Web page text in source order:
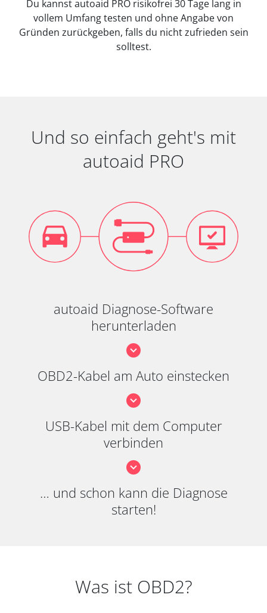
Du kannst autoaid PRO risikofrei 30 Tage lang in
vollem Umfang testen und ohne Angabe von
Gründen zurückgeben, falls du nicht zufrieden sein
solltest.
Und so einfach geht's mit
autoaid PRO
autoaid Diagnose-Software
herunterladen
OBD2-Kabel am Auto einstecken
USB-Kabel mit dem Computer
verbinden
… und schon kann die Diagnose
starten!
Was ist OBD2?